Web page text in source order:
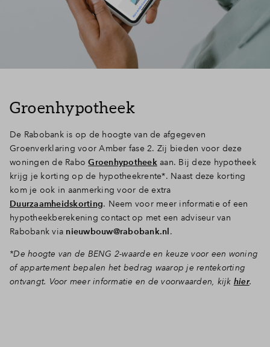
Groenhypotheek
De Rabobank is op de hoogte van de afgegeven
Groenverklaring voor Amber fase 2. Zij bieden voor deze
woningen de RaboGroenhypotheekaan. Bij deze hypotheek
krijg je korting op de hypotheekrente*. Naast deze korting
kom je ook in aanmerking voor de extra
Duurzaamheidskorting. Neem voor meer informatie of een
hypotheekberekening contact op met een adviseur van
Rabobank via nieuwbouw@rabobank.nl.
*De hoogte van de BENG 2-waarde en keuze voor een woning
of appartement bepalen het bedrag waarop je rentekorting
ontvangt. Voor meer informatie en de voorwaarden, kijk hier.